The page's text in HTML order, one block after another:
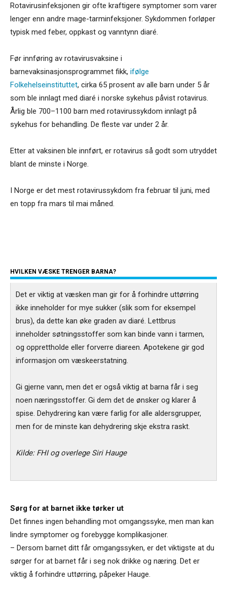
Rotavirusinfeksjonen gir ofte kraftigere symptomer som varer
lenger enn andre mage-tarminfeksjoner. Sykdommen forløper
typisk med feber, oppkast og vanntynn diaré.
Før innføring av rotavirusvaksine i
barnevaksinasjonsprogrammet fikk, ifølge
Folkehelseinstituttet, cirka 65 prosent av alle barn under 5 år
som ble innlagt med diaré i norske sykehus påvist rotavirus.
Årlig ble 700–1100 barn med rotavirussykdom innlagt på
sykehus for behandling. De fleste var under 2 år.
Etter at vaksinen ble innført, er rotavirus så godt som utryddet
blant de minste i Norge.
I Norge er det mest rotavirussykdom fra februar til juni, med
en topp fra mars til mai måned.
HVILKEN VÆSKE TRENGER BARNA?
Det er viktig at væsken man gir for å forhindre uttørring
ikke inneholder for mye sukker (slik som for eksempel
brus), da dette kan øke graden av diaré. Lettbrus
inneholder søtningsstoffer som kan binde vann i tarmen,
og opprettholde eller forverre diareen. Apotekene gir god
informasjon om væskeerstatning.
Gi gjerne vann, men det er også viktig at barna får i seg
noen næringsstoffer. Gi dem det de ønsker og klarer å
spise. Dehydrering kan være farlig for alle aldersgrupper,
men for de minste kan dehydrering skje ekstra raskt.
Kilde: FHI og overlege Siri Hauge
Sørg for at barnet ikke tørker ut
Det finnes ingen behandling mot omgangssyke, men man kan
lindre symptomer og forebygge komplikasjoner.
– Dersom barnet ditt får omgangssyken, er det viktigste at du
sørger for at barnet får i seg nok drikke og næring. Det er
viktig å forhindre uttørring, påpeker Hauge.